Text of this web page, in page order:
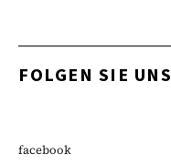
FOLGEN SIE UNS
facebook